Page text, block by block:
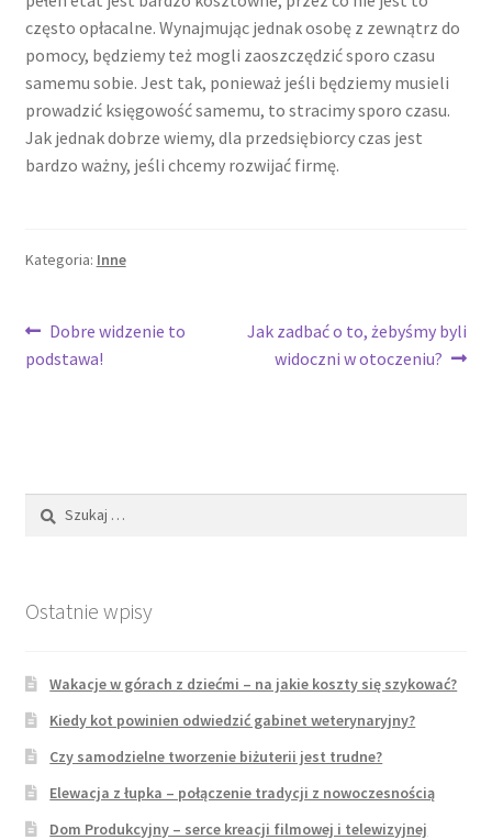
często opłacalne. Wynajmując jednak osobę z zewnątrz do
pomocy, będziemy też mogli zaoszczędzić sporo czasu
samemu sobie. Jest tak, ponieważ jeśli będziemy musieli
prowadzić księgowość samemu, to stracimy sporo czasu.
Jak jednak dobrze wiemy, dla przedsiębiorcy czas jest
bardzo ważny, jeśli chcemy rozwijać firmę.
Kategoria: Inne
Nawigacja
wpisu
Poprzedni
wpis:
Dobre widzenie to
podstawa!
Następny
wpis:
Jak zadbać o to, żebyśmy byli
widoczni w otoczeniu?
Szukaj:
Ostatnie wpisy
Wakacje w górach z dziećmi – na jakie koszty się szykować?
Kiedy kot powinien odwiedzić gabinet weterynaryjny?
Czy samodzielne tworzenie biżuterii jest trudne?
Elewacja z łupka – połączenie tradycji z nowoczesnością
Dom Produkcyjny – serce kreacji filmowej i telewizyjnej